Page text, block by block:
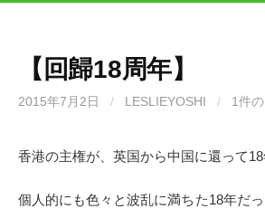
【回歸18周年】
2015年7月2日 / LESLIEYOSHI / 1件
香港の主権が、英国から中国に還って18
個人的にも色々と波乱に満ちた18年だ